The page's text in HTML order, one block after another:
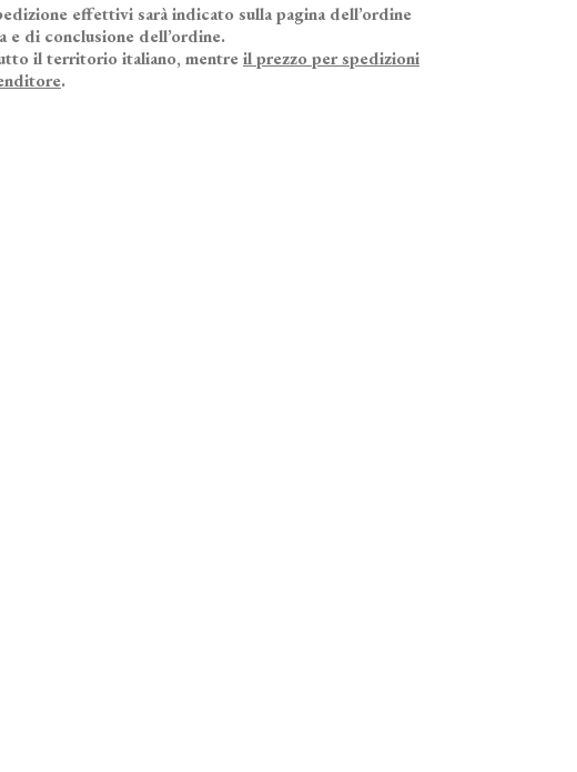
effettivi sarà indicato sulla pagina dell’ordine
e di conclusione dell’ordine.
il territorio italiano, mentre il prezzo per spedizioni
.